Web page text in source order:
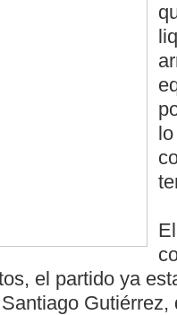
el partido ya